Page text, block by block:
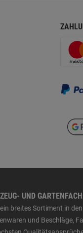
UND
breites Sortiment in
und Beschläge,